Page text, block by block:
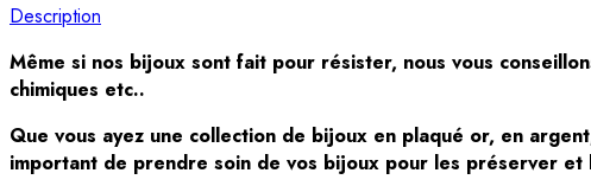
Description
Même si nos bijoux sont fait pour résister, nous vous
chimiques etc..
Que vous ayez une collection de bijoux en plaqué or, en
important de prendre soin de vos bijoux pour les préserver